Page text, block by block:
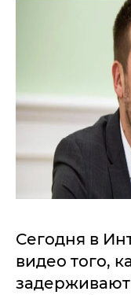
Сегодня в
видео того,
задерживают